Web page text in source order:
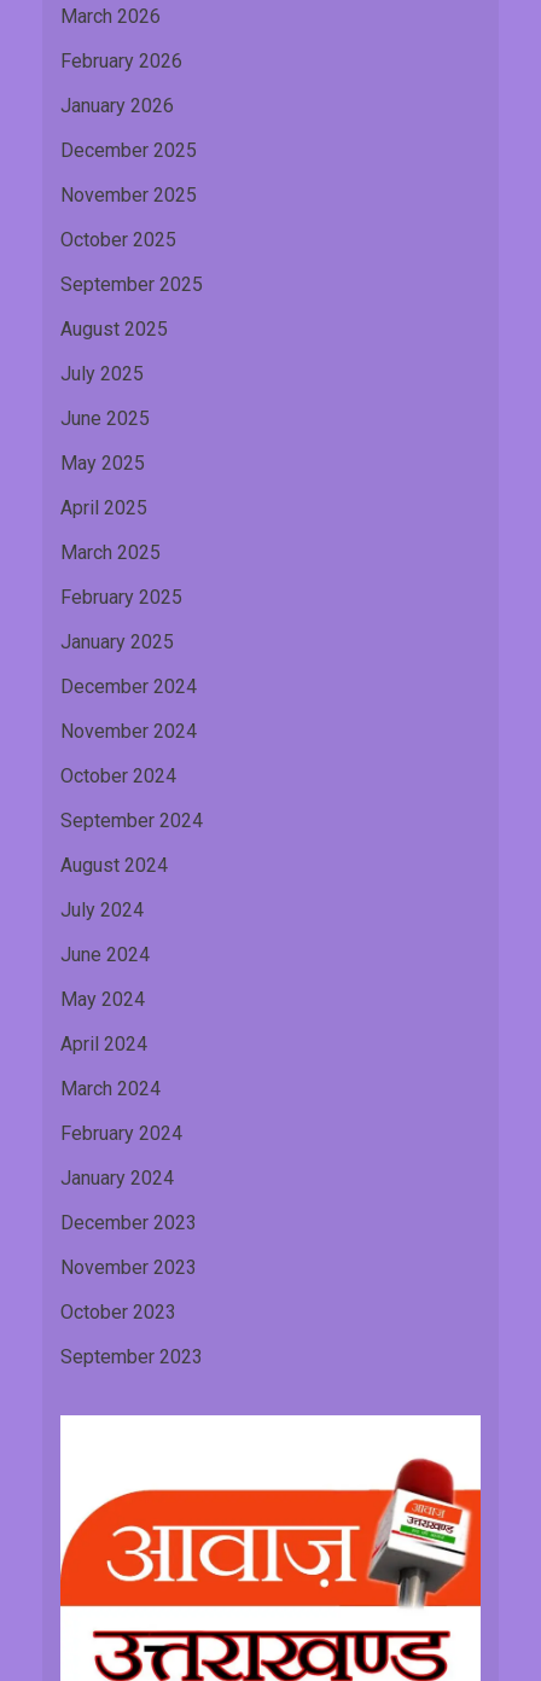
March 2026
February 2026
January 2026
December 2025
November 2025
October 2025
September 2025
August 2025
July 2025
June 2025
May 2025
April 2025
March 2025
February 2025
January 2025
December 2024
November 2024
October 2024
September 2024
August 2024
July 2024
June 2024
May 2024
April 2024
March 2024
February 2024
January 2024
December 2023
November 2023
October 2023
September 2023